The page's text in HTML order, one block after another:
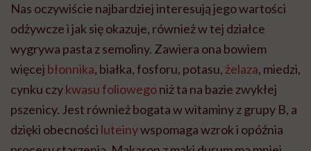
Nas oczywiście najbardziej interesują jego wartości
odżywcze i jak się okazuje, również w tej działce
wygrywa pasta z semoliny. Zawiera ona bowiem
więcej błonnika, białka, fosforu, potasu,żelaza, miedzi,
cynku czykwasu foliowegoniż ta na bazie zwykłej
pszenicy. Jest również bogata w witaminy z grupy B, a
dzięki obecności luteinywspomaga wzrok i opóźnia